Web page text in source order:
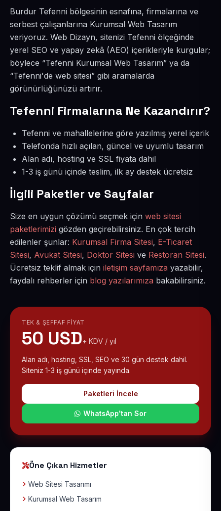
Burdur Tefenni bölgesinin esnafına, firmalarına ve
serbest çalışanlarına Kurumsal Web Tasarım
veriyoruz. Web Dizayn, sitenizi Tefenni ölçeğinde
yerel SEO ve yapay zekâ (AEO) içerikleriyle kurgular;
böylece “Tefenni Kurumsal Web Tasarım” ya da
“Tefenni'de web sitesi” gibi aramalarda
görünürlüğünüzü artırır.
Tefenni Firmalarına Ne Kazandırır?
Tefenni ve mahallelerine göre yazılmış yerel içerik
Telefonda hızlı açılan, güncel ve uyumlu tasarım
Alan adı, hosting ve SSL fiyata dahil
1-3 iş günü içinde teslim, ilk ay destek ücretsiz
İlgili Paketler ve Sayfalar
Size en uygun çözümü seçmek için web sitesi
paketlerimizi gözden geçirebilirsiniz. En çok tercih
edilenler şunlar: Kurumsal Firma Sitesi, E-Ticaret
Sitesi, Avukat Sitesi, Doktor Sitesi ve Restoran Sitesi.
Ücretsiz teklif almak için iletişim sayfamıza yazabilir,
faydalı rehberler için blog yazılarımıza bakabilirsiniz.
TEK & ŞEFFAF FIYAT
50 USD+ KDV / yıl
Alan adı, hosting, SSL, SEO ve 30 gün destek dahil.
Siteniz 1-3 iş günü içinde yayında.
Paketleri İncele
WhatsApp'tan Sor
Öne Çıkan Hizmetler
Web Sitesi Tasarımı
Kurumsal Web Tasarım